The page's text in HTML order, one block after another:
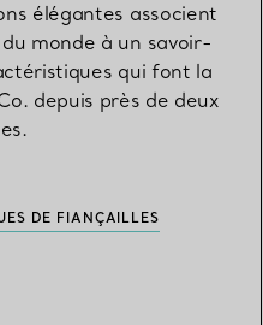
élégantes associent
monde à un savoir-
qui font la
depuis près de deux
DE FIANÇAILLES